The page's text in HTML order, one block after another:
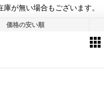
が無い場合もございます。
価格の安い順